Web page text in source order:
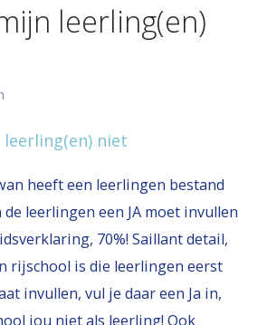
leerling(en)
heeft een leerlingen bestand
leerlingen een JA moet invullen
70%! Saillant detail,
rijschool is die leerlingen eerst
invullen, vul je daar een Ja in,
jou niet als leerling! Ook